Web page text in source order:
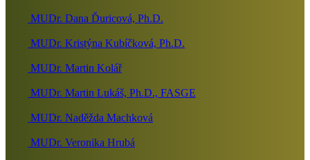
MUDr. Dana Ďuricová, Ph.D.
MUDr. Kristýna Kubíčková, Ph.D.
MUDr. Martin Kolář
MUDr. Martin Lukáš, Ph.D., FASGE
MUDr. Naděžda Machková
MUDr. Veronika Hrubá